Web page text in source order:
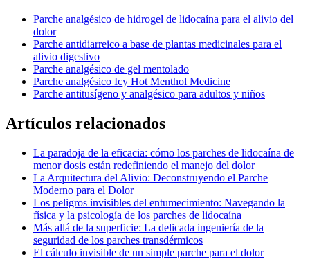
Parche analgésico de hidrogel de lidocaína para el alivio del
dolor
Parche antidiarreico a base de plantas medicinales para el
alivio digestivo
Parche analgésico de gel mentolado
Parche analgésico Icy Hot Menthol Medicine
Parche antitusígeno y analgésico para adultos y niños
Artículos relacionados
La paradoja de la eficacia: cómo los parches de lidocaína de
menor dosis están redefiniendo el manejo del dolor
La Arquitectura del Alivio: Deconstruyendo el Parche
Moderno para el Dolor
Los peligros invisibles del entumecimiento: Navegando la
física y la psicología de los parches de lidocaína
Más allá de la superficie: La delicada ingeniería de la
seguridad de los parches transdérmicos
El cálculo invisible de un simple parche para el dolor